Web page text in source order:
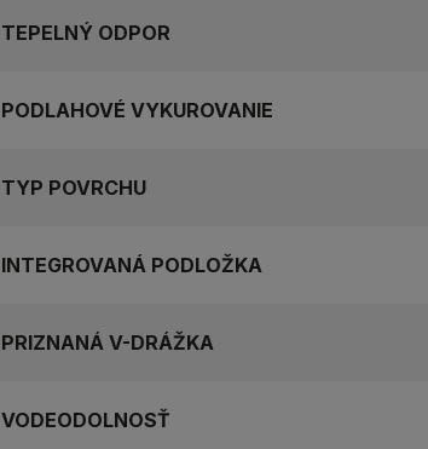
TEPELNÝ ODPOR
PODLAHOVÉ VYKUROVANIE
TYP POVRCHU
INTEGROVANÁ PODLOŽKA
PRIZNANÁ V-DRÁŽKA
VODEODOLNOSŤ